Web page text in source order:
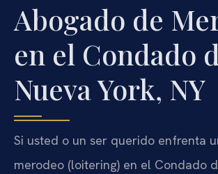
Abogado de
en el Condado
Nueva York, NY
Si usted o un ser querido enfrenta
merodeo (loitering) en el Condado